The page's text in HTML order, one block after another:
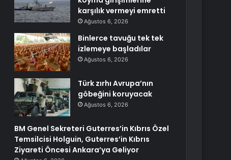
karşılık vermeyi emretti
Ağustos 6, 2026
Binlerce tavuğu tek tek
izlemeye başladılar
Ağustos 6, 2026
Türk zırhı Avrupa’nın
göbeğini koruyacak
Ağustos 6, 2026
BM Genel Sekreteri Guterres’in Kıbrıs Özel
Temsilcisi Holguin, Guterres’in Kıbrıs
Ziyareti Öncesi Ankara’ya Geliyor